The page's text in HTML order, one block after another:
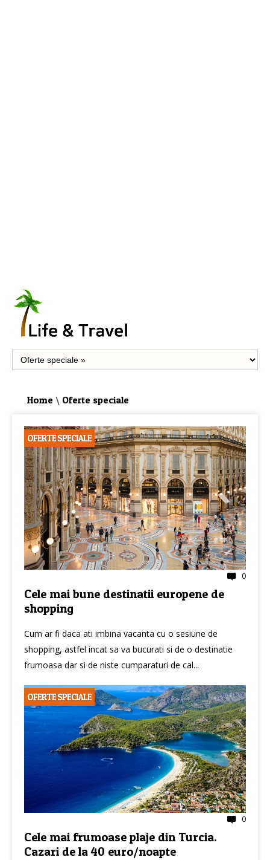
Home \ Oferte speciale
OFERTE SPECIALE
0
Cele mai bune destinatii europene de
shopping
Cum ar fi daca ati imbina vacanta cu o sesiune de
shopping, astfel incat sa va bucurati si de o destinatie
frumoasa dar si de niste cumparaturi de cal...
OFERTE SPECIALE
0
Cele mai frumoase plaje din Turcia.
Cazari de la 40 euro/noapte